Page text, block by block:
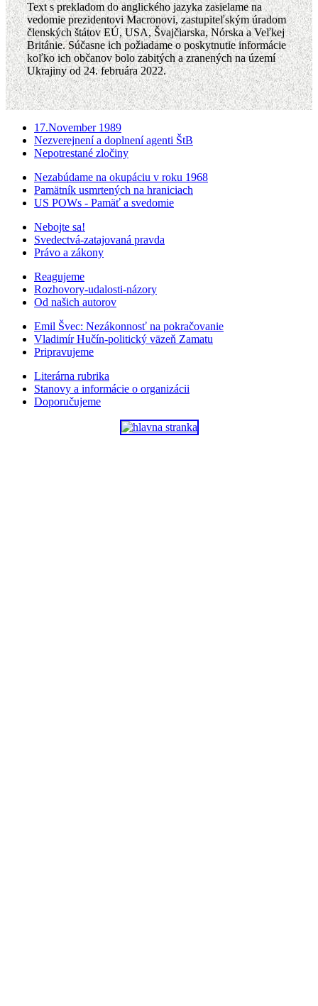
Text s prekladom do anglického jazyka zasielame na
vedomie prezidentovi Macronovi, zastupiteľským úradom
členských štátov EÚ, USA, Švajčiarska, Nórska a Veľkej
Británie. Súčasne ich požiadame o poskytnutie informácie
koľko ich občanov bolo zabitých a zranených na území
Ukrajiny od 24. februára 2022.
17.November 1989
Nezverejnení a doplnení agenti ŠtB
Nepotrestané zločiny
Nezabúdame na okupáciu v roku 1968
Pamätník usmrtených na hraniciach
US POWs - Pamäť a svedomie
Nebojte sa!
Svedectvá-zatajovaná pravda
Právo a zákony
Reagujeme
Rozhovory-udalosti-názory
Od našich autorov
Emil Švec: Nezákonnosť na pokračovanie
Vladimír Hučín-politický väzeň Zamatu
Pripravujeme
Literárna rubrika
Stanovy a informácie o organizácii
Doporučujeme